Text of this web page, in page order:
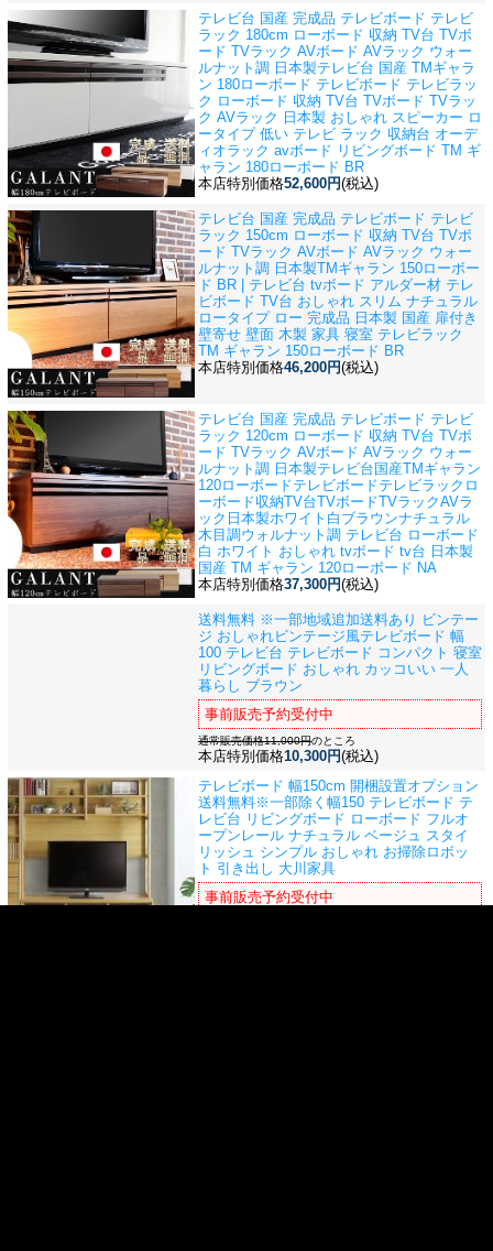
テレビ台 国産 完成品 テレビボード テレビ
ラック 180cm ローボード 収納 TV台 TVボ
ード TVラック AVボード AVラック ウォー
ルナット調 日本製テレビ台 国産 TMギャラ
ン 180ローボード テレビボード テレビラッ
ク ローボード 収納 TV台 TVボード TVラッ
ク AVラック 日本製 おしゃれ スピーカー ロ
ータイプ 低い テレビ ラック 収納台 オーデ
ィオラック avボード リビングボード TM ギ
ャラン 180ローボード BR
本店特別価格52,600円(税込)
テレビ台 国産 完成品 テレビボード テレビ
ラック 150cm ローボード 収納 TV台 TVボ
ード TVラック AVボード AVラック ウォー
ルナット調 日本製TMギャラン 150ローボー
ド BR | テレビ台 tvボード アルダー材 テレ
ビボード TV台 おしゃれ スリム ナチュラル
ロータイプ ロー 完成品 日本製 国産 扉付き
壁寄せ 壁面 木製 家具 寝室 テレビラック
TM ギャラン 150ローボード BR
本店特別価格46,200円(税込)
テレビ台 国産 完成品 テレビボード テレビ
ラック 120cm ローボード 収納 TV台 TVボ
ード TVラック AVボード AVラック ウォー
ルナット調 日本製テレビ台国産TMギャラン
120ローボードテレビボードテレビラックロ
ーボード収納TV台TVボードTVラックAVラ
ック日本製ホワイト白ブラウンナチュラル
木目調ウォルナット調 テレビ台 ローボード
白 ホワイト おしゃれ tvボード tv台 日本製
国産 TM ギャラン 120ローボード NA
本店特別価格37,300円(税込)
送料無料 ※一部地域追加送料あり ビンテー
ジ おしゃれビンテージ風テレビボード 幅
100 テレビ台 テレビボード コンパクト 寝室
リビングボード おしゃれ カッコいい 一人
暮らし ブラウン
事前販売予約受付中
通常販売価格11,000円のところ
本店特別価格10,300円(税込)
テレビボード 幅150cm 開梱設置オプション
送料無料※一部除く 幅150 テレビボード テ
レビ台 リビングボード ローボード フルオ
ープンレール ナチュラル ベージュ スタイ
リッシュ シンプル おしゃれ お掃除ロボッ
ト 引き出し 大川家具
事前販売予約受付中